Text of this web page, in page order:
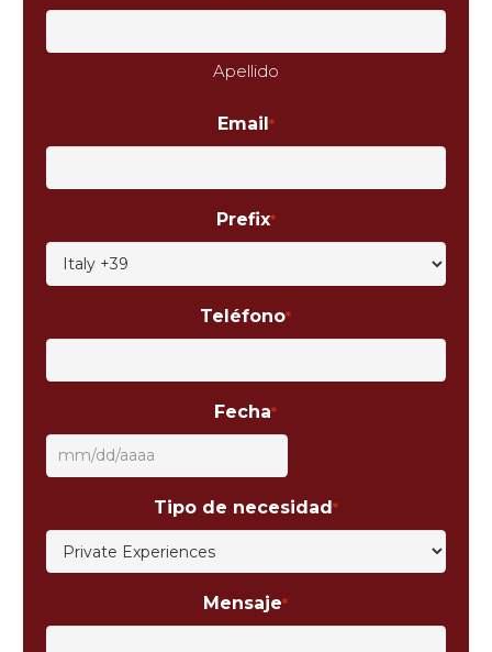
Apellido
Email *
Prefix*
Teléfono*
Fecha*
MM
barra
AAAA
Tipo de necesidad*
Mensaje*